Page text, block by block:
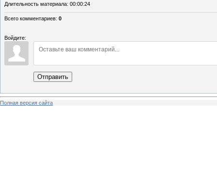
Длительность материала: 00:00:24
Всего комментариев: 0
Войдите:
Отправить
Полная версия сайта